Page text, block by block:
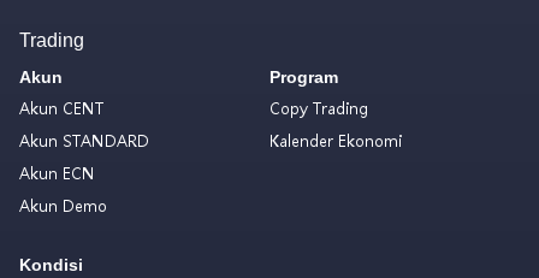
Trading
Akun
Akun CENT
Akun STANDARD
Akun ECN
Akun Demo
Kondisi
Program
Copy Trading
Kalender Ekonomi